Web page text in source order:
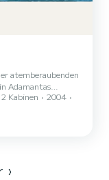
atemberaubenden
Adamantas
dieses
Komfort.
Penta Motor,
2 Kabinen
2004
›